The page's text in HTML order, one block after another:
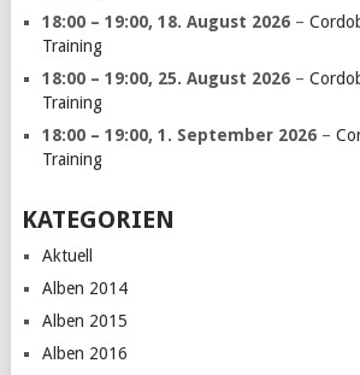
18:00 – 19:00, 18. August 2026–
Training
18:00 – 19:00, 25. August 2026–
Training
18:00 – 19:00, 1. September 2026–
Training
KATEGORIEN
Aktuell
Alben 2014
Alben 2015
Alben 2016